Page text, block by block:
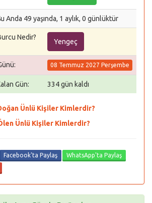
Anda 49 yaşında, 1 aylık, 0 günlüktür
Nedir?
Yengeç
08 Temmuz 2027 Perşembe
Gün: 334 gün kaldı
Ünlü Kişiler Kimlerdir?
Ünlü Kişiler Kimlerdir?
Facebook'ta Paylaş
WhatsApp'ta Paylaş